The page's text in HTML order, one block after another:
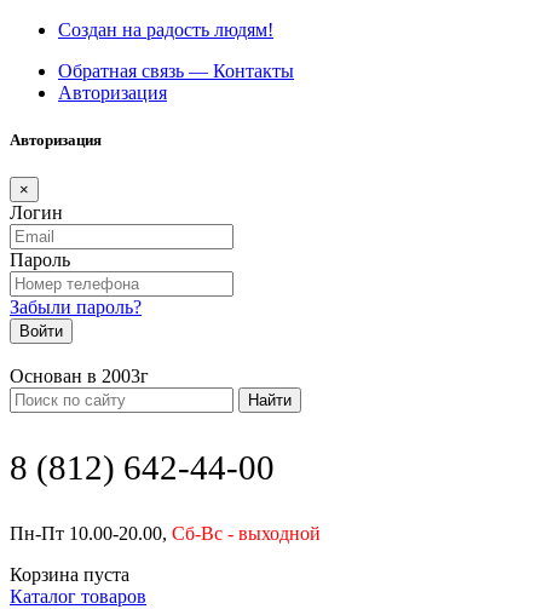
Создан на радость людям!
Обратная связь — Контакты
Авторизация
Авторизация
×
Логин
Пароль
Забыли пароль?
Войти
Основан в 2003г
Найти
8 (812) 642-44-00
Пн-Пт 10.00-20.00, Сб-Вс - выходной
Корзина пуста
Каталог товаров